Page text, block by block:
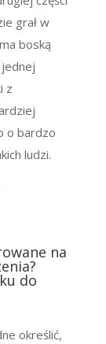
grał w
boską
z
o bardzo
ludzi.
na
do
określić,